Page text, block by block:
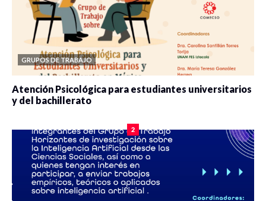
GRUPOS DE TRABAJO
Atención Psicológica para estudiantes universitarios
y del bachillerato
2